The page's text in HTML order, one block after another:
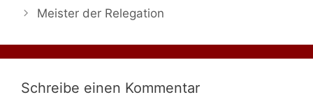
Meister der Relegation
Schreibe einen Kommentar